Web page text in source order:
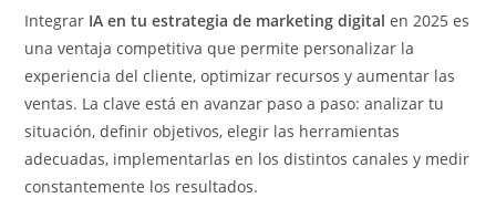
Integrar IA en tu estrategia de marketing digital en 2025 es
una ventaja competitiva que permite personalizar la
experiencia del cliente, optimizar recursos y aumentar las
ventas. La clave está en avanzar paso a paso: analizar tu
situación, definir objetivos, elegir las herramientas
adecuadas, implementarlas en los distintos canales y medir
constantemente los resultados.